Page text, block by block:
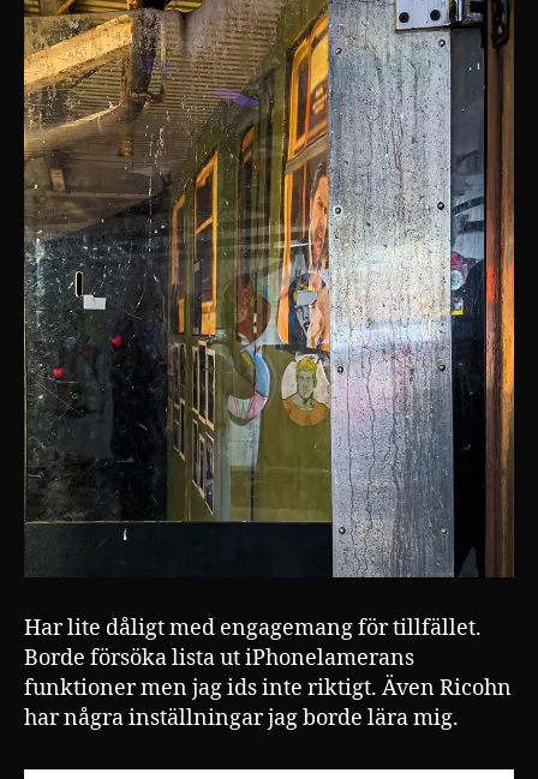
Har lite dåligt med engagemang för tillfället.
Borde försöka lista ut iPhonelamerans
funktioner men jag ids inte riktigt. Även Ricohn
har några inställningar jag borde lära mig.